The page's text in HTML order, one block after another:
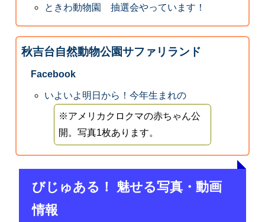
ときわ動物園 抽選会やっています！
秋吉台自然動物公園サファリランド
Facebook
いよいよ明日から！今年生まれの
※アメリカクロクマの赤ちゃん公
開。写真1枚あります。
びじゅある！ 魅せる写真・動画
情報